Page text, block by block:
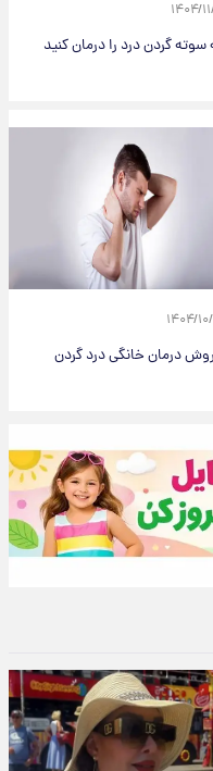
۱۱/۱۴
گردن درد را درمان کنید
۱۰/۲۹